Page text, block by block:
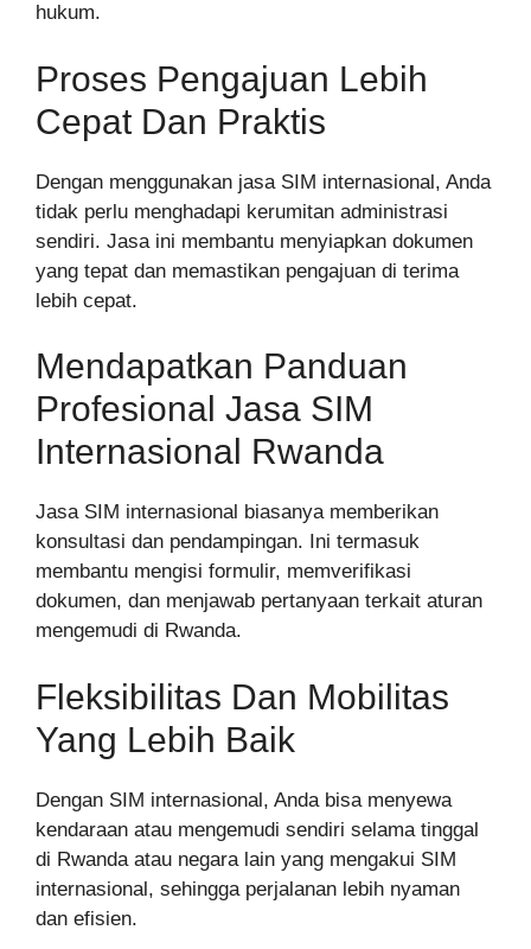
hukum.
Proses Pengajuan Lebih
Cepat Dan Praktis
Dengan menggunakan jasa SIM internasional, Anda
tidak perlu menghadapi kerumitan administrasi
sendiri. Jasa ini membantu menyiapkan dokumen
yang tepat dan memastikan pengajuan di terima
lebih cepat.
Mendapatkan Panduan
Profesional Jasa SIM
Internasional Rwanda
Jasa SIM internasional biasanya memberikan
konsultasi dan pendampingan. Ini termasuk
membantu mengisi formulir, memverifikasi
dokumen, dan menjawab pertanyaan terkait aturan
mengemudi di Rwanda.
Fleksibilitas Dan Mobilitas
Yang Lebih Baik
Dengan SIM internasional, Anda bisa menyewa
kendaraan atau mengemudi sendiri selama tinggal
di Rwanda atau negara lain yang mengakui SIM
internasional, sehingga perjalanan lebih nyaman
dan efisien.